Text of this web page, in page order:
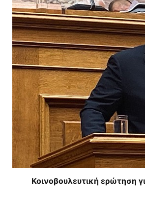
Κοινοβουλευτική ερώτηση